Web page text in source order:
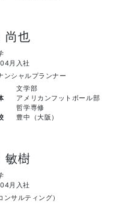
尚也
月入社
ンシャルプランナー
文学部
アメリカンフットボール部
哲学専修
豊中（大阪）
敏樹
月入社
ンサルティング）